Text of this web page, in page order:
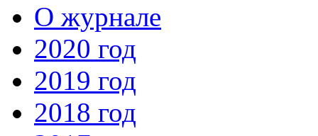
О журнале
2020 год
2019 год
2018 год